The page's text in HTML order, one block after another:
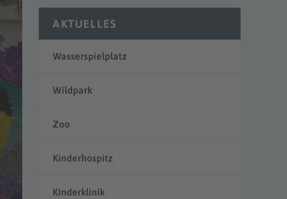
AKTUELLES
Wasserspielplatz
Wildpark
Zoo
Kinderhospitz
Kinderklinik